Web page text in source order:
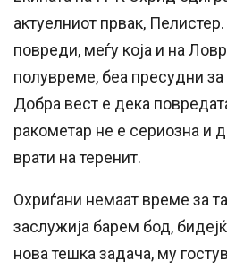
актуелниот првак, Пелистер.
повреди, меѓу која и на
полувреме, беа пресудни за
Добра вест е дека
ракометар не е сериозна и
врати на теренит.
Охриѓани немаат време за
заслужија барем бод,
нова тешка задача, му